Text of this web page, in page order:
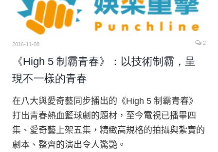
2016-11-08 2
《High 5 制霸青春》：以技術制霸，呈
現不一樣的青春
在八大與愛奇藝同步播出的《High 5 制霸青春》
打出青春熱血籃球劇的題材，至今電視已播畢四
集、愛奇藝上架五集，精緻高規格的拍攝與紮實的
劇本、整齊的演出令人驚艷。